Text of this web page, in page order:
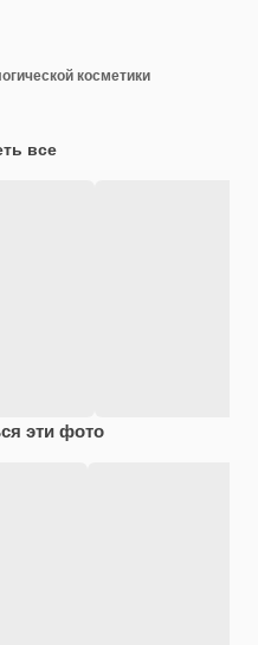
косметики
все
эти фото